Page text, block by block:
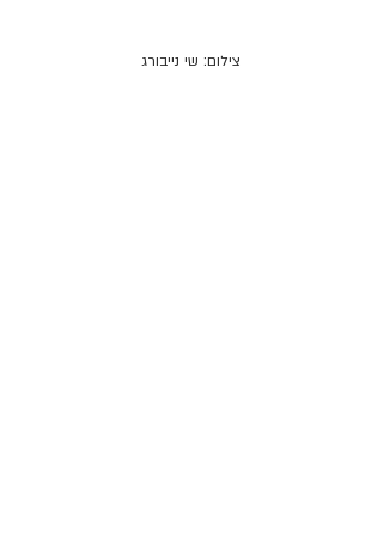
צילום: שי נייבורג